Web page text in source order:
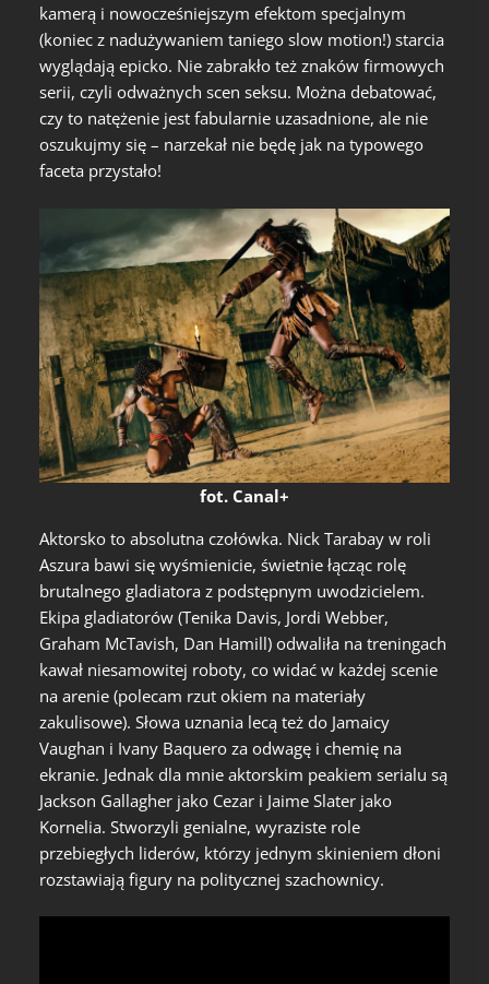
kamerą i nowocześniejszym efektom specjalnym
(koniec z nadużywaniem taniego slow motion!) starcia
wyglądają epicko. Nie zabrakło też znaków firmowych
serii, czyli odważnych scen seksu. Można debatować,
czy to natężenie jest fabularnie uzasadnione, ale nie
oszukujmy się – narzekał nie będę jak na typowego
faceta przystało!
fot. Canal+
Aktorsko to absolutna czołówka. Nick Tarabay w roli
Aszura bawi się wyśmienicie, świetnie łącząc rolę
brutalnego gladiatora z podstępnym uwodzicielem.
Ekipa gladiatorów (Tenika Davis, Jordi Webber,
Graham McTavish, Dan Hamill) odwaliła na treningach
kawał niesamowitej roboty, co widać w każdej scenie
na arenie (polecam rzut okiem na materiały
zakulisowe). Słowa uznania lecą też do Jamaicy
Vaughan i Ivany Baquero za odwagę i chemię na
ekranie. Jednak dla mnie aktorskim peakiem serialu są
Jackson Gallagher jako Cezar i Jaime Slater jako
Kornelia. Stworzyli genialne, wyraziste role
przebiegłych liderów, którzy jednym skinieniem dłoni
rozstawiają figury na politycznej szachownicy.